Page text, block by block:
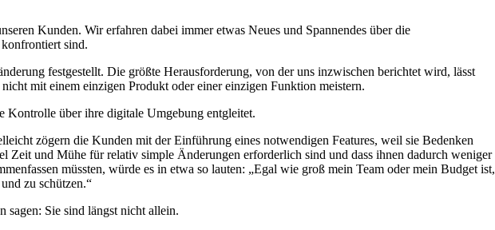
Kunden. Wir erfahren dabei immer etwas Neues und Spannendes über die
sind.
festgestellt. Die größte Herausforderung, von der uns inzwischen berichtet wird, lässt
mit einem einzigen Produkt oder einer einzigen Funktion meistern.
Kontrolle über ihre digitale Umgebung entgleitet.
zögern die Kunden mit der Einführung eines notwendigen Features, weil sie Bedenken
und Mühe für relativ simple Änderungen erforderlich sind und dass ihnen dadurch weniger
müssten, würde es in etwa so lauten: „Egal wie groß mein Team oder mein Budget ist,
zu schützen.“
sagen: Sie sind längst nicht allein.